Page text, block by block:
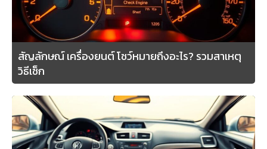
สัญลักษณ์ เครื่องยนต์ โชว์หมายถึงอะไร? รวมสาเหตุ
วิธีเช็ก